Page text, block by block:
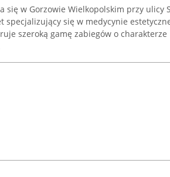
się w Gorzowie Wielkopolskim przy ulicy
specjalizujący się w medycynie
szeroką gamę zabiegów o charakterze